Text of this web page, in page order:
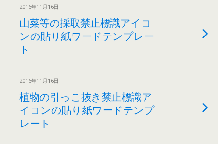
2016年11月16日
山菜等の採取禁止標識アイコ
ンの貼り紙ワードテンプレー
ト
2016年11月16日
植物の引っこ抜き禁止標識ア
イコンの貼り紙ワードテンプ
レート